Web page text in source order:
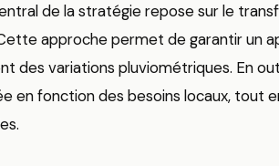
de la stratégie repose sur le
approche permet de garantir un
des variations pluviométriques. En
en fonction des besoins locaux, tout